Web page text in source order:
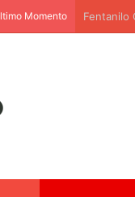
Momento Yemen al